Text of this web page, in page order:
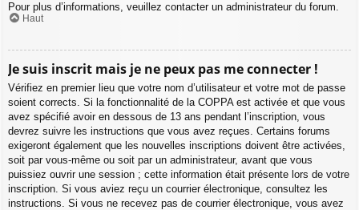
Pour plus d’informations, veuillez contacter un administrateur du forum.
Haut
Je suis inscrit mais je ne peux pas me connecter !
Vérifiez en premier lieu que votre nom d’utilisateur et votre mot de passe
soient corrects. Si la fonctionnalité de la COPPA est activée et que vous
avez spécifié avoir en dessous de 13 ans pendant l’inscription, vous
devrez suivre les instructions que vous avez reçues. Certains forums
exigeront également que les nouvelles inscriptions doivent être activées,
soit par vous-même ou soit par un administrateur, avant que vous
puissiez ouvrir une session ; cette information était présente lors de votre
inscription. Si vous aviez reçu un courrier électronique, consultez les
instructions. Si vous ne recevez pas de courrier électronique, vous avez